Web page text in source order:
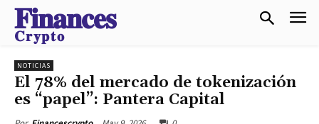
𝐅𝐢𝐧𝐚𝐧𝐜𝐞𝐬
𝐂𝐫𝐲𝐩𝐭𝐨
NOTICIAS
El 78% del mercado de tokenización
es “papel”: Pantera Capital